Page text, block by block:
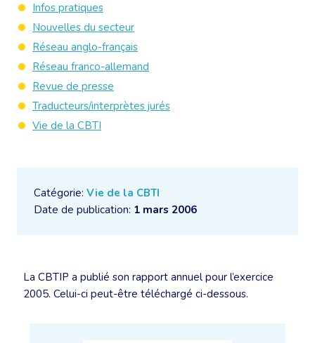
Catégorie: Vie de la CBTI
Date de publication: 1 mars 2006
La CBTIP a publié son rapport annuel pour l’exercice
2005. Celui-ci peut-être téléchargé ci-dessous.
Infos pratiques
Nouvelles du secteur
Réseau anglo-français
Réseau franco-allemand
Revue de presse
Traducteurs/interprètes jurés
Vie de la CBTI